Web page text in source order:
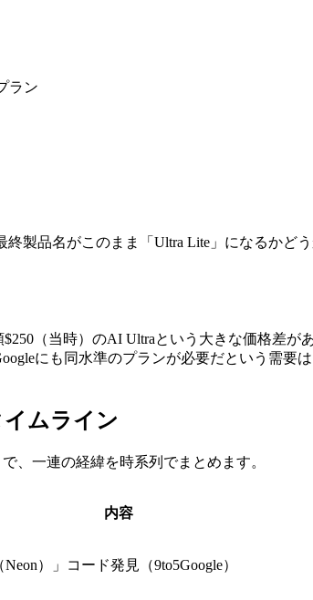
ラン
製品名がこのまま「Ultra Lite」になるかど
（当時）のAI Ultraという大きな価格差があ
にも同水準のプランが必要だという需
ムライン
、一連の経緯を時系列でまとめます。
内容
）」コード発見（9to5Google）